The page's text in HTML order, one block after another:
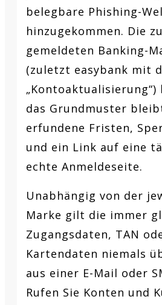
belegbare Phishing-
hinzugekommen. Die
gemeldeten Banking-
(zuletzt easybank mit
das Grundmuster
erfundene Fristen,
und ein Link auf eine
echte Anmeldeseite.
Unabhängig von der
Marke gilt die immer
Zugangsdaten, TAN
Kartendaten niemals
aus einer E-Mail oder
Rufen Sie Konten und